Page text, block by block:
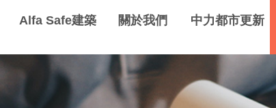
Alfa Safe建築 關於我們 中力都市更新